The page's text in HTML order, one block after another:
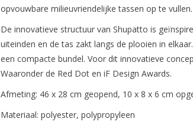
opvouwbare milieuvriendelijke tassen op te vullen.
De innovatieve structuur van Shupatto is
uiteinden en de tas zakt langs de plooien in
een compacte bundel. Voor dit innovatieve
Waaronder de Red Dot en iF Design Awards.
Afmeting: 46 x 28 cm geopend, 10 x 8 x 6 cm
Materiaal: polyester, polypropyleen